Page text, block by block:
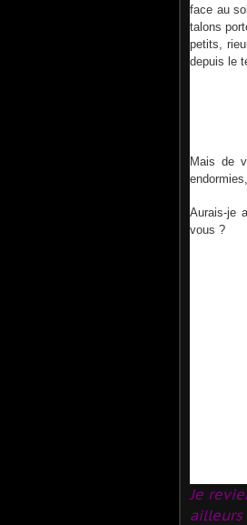
face au
talons
petits,
depuis le
Mais de
Aurais-je
vous ?
Je
ailleurs